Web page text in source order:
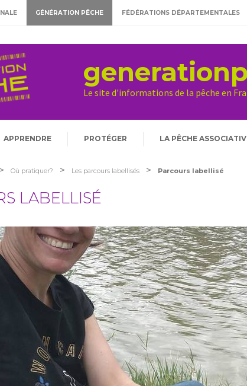
GÉNÉRATION PÊCHE FÉDÉRATIONS DÉPARTEMENTALES
Le site d'informations de la pêche en
APPRENDRE PROTÉGER LA PÊCHE
> Où pratiquer? > Les parcours labellisés > Parcours labellisé
LABELLISÉ